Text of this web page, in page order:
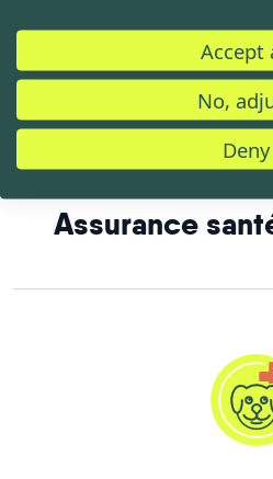
Assurance
Accept
No,
Deny